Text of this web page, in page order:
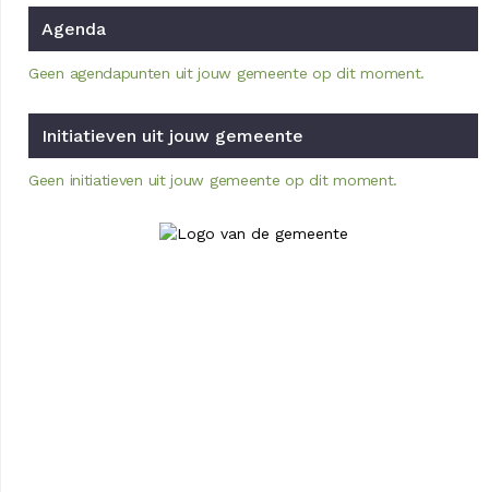
Agenda
Geen agendapunten uit jouw gemeente op dit moment.
Initiatieven uit jouw gemeente
Geen initiatieven uit jouw gemeente op dit moment.